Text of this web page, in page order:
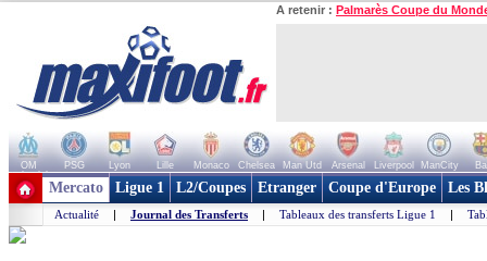
A retenir : Palmarès Coupe du
OM PSG Lyon Lille Monaco Chelsea Man Utd Arsenal Liverpool ManCity
+ de clubs
Mercato Ligue 1 L2/Coupes Etranger Coupe d'Europe Les
Actualité | Journal des Transferts | Tableaux des transferts Ligue 1 |